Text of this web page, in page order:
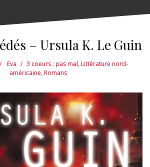
– Ursula K. Le Guin
Eva 3 coeurs : pas mal,Littérature nord-
américaine,Romans